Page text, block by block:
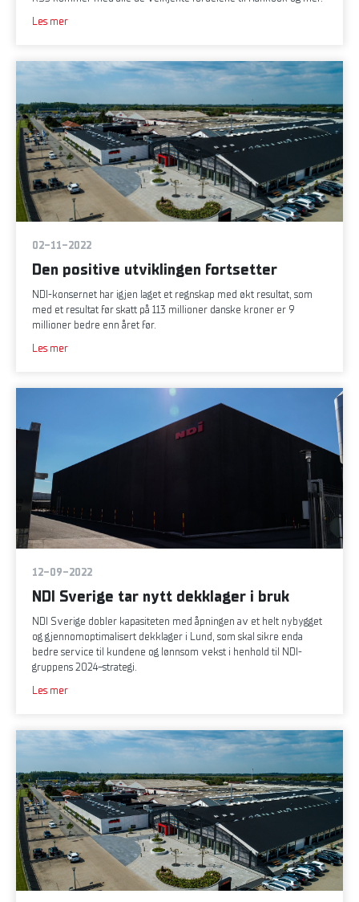
Les mer
02-11-2022
Den positive utviklingen fortsetter
NDI-konsernet har igjen laget et regnskap med økt resultat, som
med et resultat før skatt på 113 millioner danske kroner er 9
millioner bedre enn året før.
Les mer
12-09-2022
NDI Sverige tar nytt dekklager i bruk
NDI Sverige dobler kapasiteten med åpningen av et helt nybygget
og gjennomoptimalisert dekklager i Lund, som skal sikre enda
bedre service til kundene og lønnsom vekst i henhold til NDI-
gruppens 2024-strategi.
Les mer